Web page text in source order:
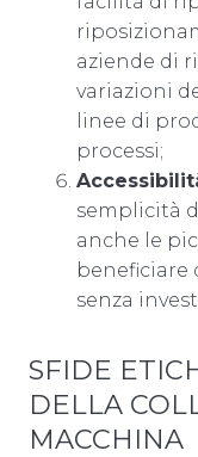
aziende di
variazioni
linee di
processi;
semplicità
anche le
beneficiare
senza
SFIDE
DELLA
MACCHINA